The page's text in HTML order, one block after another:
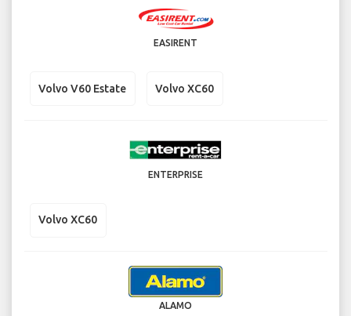
EASIRENT
Volvo V60 Estate Volvo XC60
ENTERPRISE
Volvo XC60
ALAMO